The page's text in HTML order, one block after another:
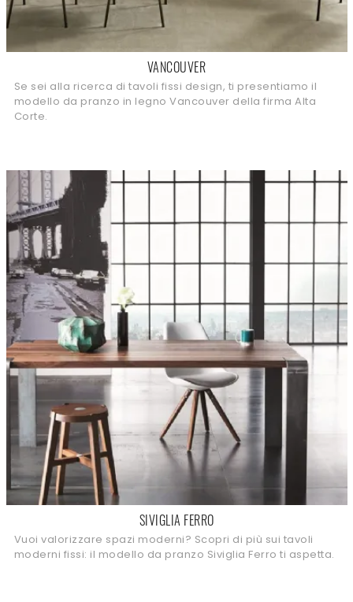
VANCOUVER
Se sei alla ricerca di tavoli fissi design, ti presentiamo il
modello da pranzo in legno Vancouver della firma Alta
Corte.
SIVIGLIA FERRO
Vuoi valorizzare spazi moderni? Scopri di più sui tavoli
moderni fissi: il modello da pranzo Siviglia Ferro ti aspetta.